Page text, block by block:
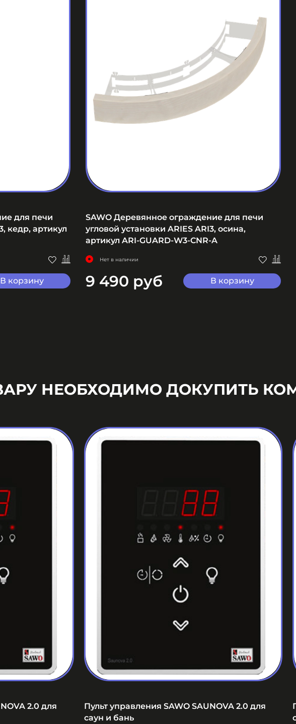
для печи
кедр, артикул
В корзину
SAWO Деревянное ограждение для печи
угловой установки ARIES ARI3, осина,
артикул ARI-GUARD-W3-CNR-A
Нет в наличии
9 490 руб В корзину
НЕОБХОДИМО ДОКУПИТЬ
2.0 для
Пульт управления SAWO SAUNOVA 2.0 для
саун и бань